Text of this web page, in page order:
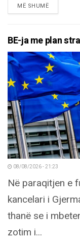
MË SHUMËDETAILS
BE-ja me plan
08/08/2026 - 21:23
Në paraqitjen e
kancelari i
thanë se i
zotim i...